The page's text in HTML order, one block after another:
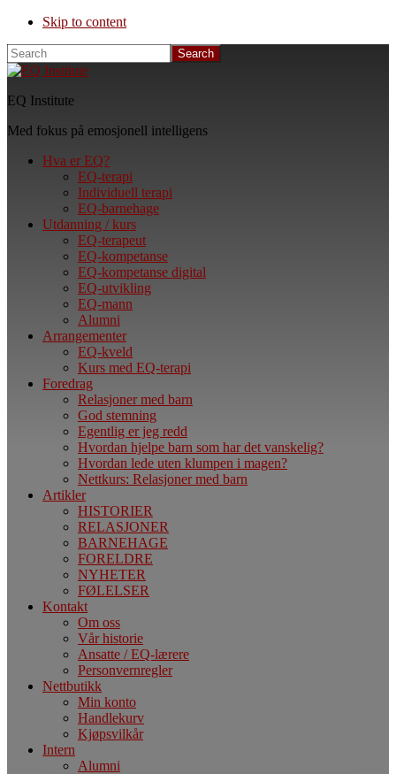
Skip to content
Search
EQ Institute
Med fokus på emosjonell intelligens
Hva er EQ?
EQ-terapi
Individuell terapi
EQ-barnehage
Utdanning / kurs
EQ-terapeut
EQ-kompetanse
EQ-kompetanse digital
EQ-utvikling
EQ-mann
Alumni
Arrangementer
EQ-kveld
Kurs med EQ-terapi
Foredrag
Relasjoner med barn
God stemning
Egentlig er jeg redd
Hvordan hjelpe barn som har det vanskelig?
Hvordan lede uten klumpen i magen?
Nettkurs: Relasjoner med barn
Artikler
HISTORIER
RELASJONER
BARNEHAGE
FORELDRE
NYHETER
FØLELSER
Kontakt
Om oss
Vår historie
Ansatte / EQ-lærere
Personvernregler
Nettbutikk
Min konto
Handlekurv
Kjøpsvilkår
Intern
Alumni